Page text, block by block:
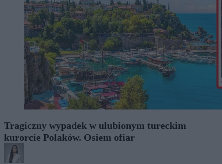
Tragiczny wypadek w ulubionym tureckim
kurorcie Polaków. Osiem ofiar